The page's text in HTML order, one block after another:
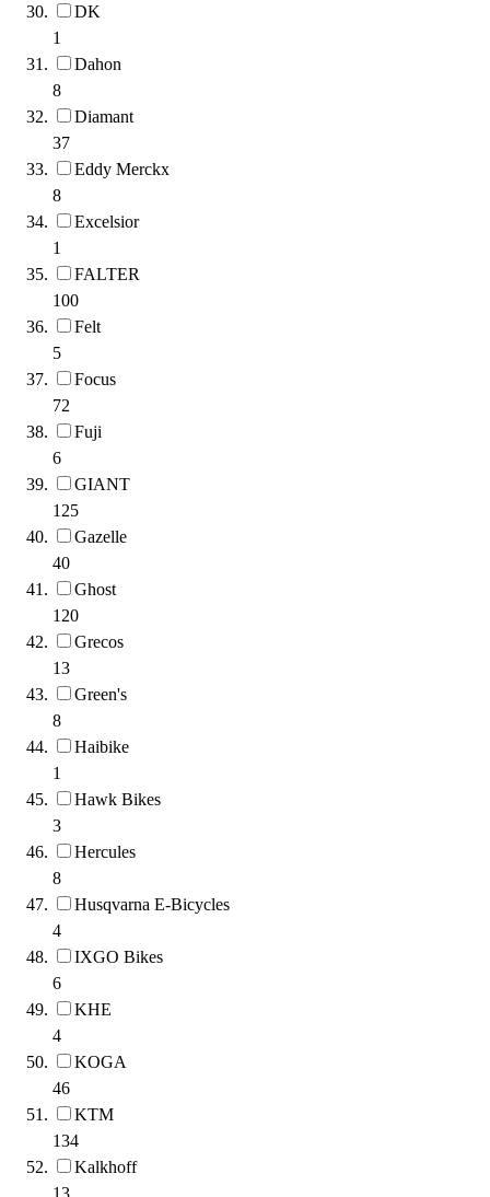
DK
1
Dahon
8
Diamant
37
Eddy Merckx
8
Excelsior
1
FALTER
100
Felt
5
Focus
72
Fuji
6
GIANT
125
Gazelle
40
Ghost
120
Grecos
13
Green's
8
Haibike
1
Hawk Bikes
3
Hercules
8
Husqvarna E-Bicycles
4
IXGO Bikes
6
KHE
4
KOGA
46
KTM
134
Kalkhoff
13